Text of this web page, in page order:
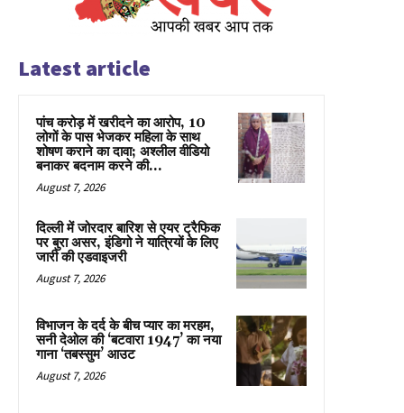
Latest article
पांच करोड़ में खरीदने का आरोप, 10
लोगों के पास भेजकर महिला के साथ
शोषण कराने का दावा; अश्लील वीडियो
बनाकर बदनाम करने की...
August 7, 2026
दिल्ली में जोरदार बारिश से एयर ट्रैफिक
पर बुरा असर, इंडिगो ने यात्रियों के लिए
जारी की एडवाइजरी
August 7, 2026
विभाजन के दर्द के बीच प्यार का मरहम,
सनी देओल की ‘बटवारा 1947’ का नया
गाना ‘तबस्सुम’ आउट
August 7, 2026